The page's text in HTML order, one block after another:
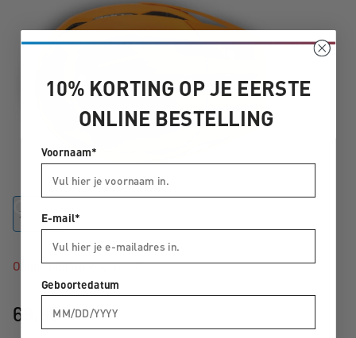
XS (46-51)
Online niet op voorraad
69,95
10% KORTING OP JE EERSTE
ONLINE BESTELLING
Voornaam*
E-mail*
Geboortedatum